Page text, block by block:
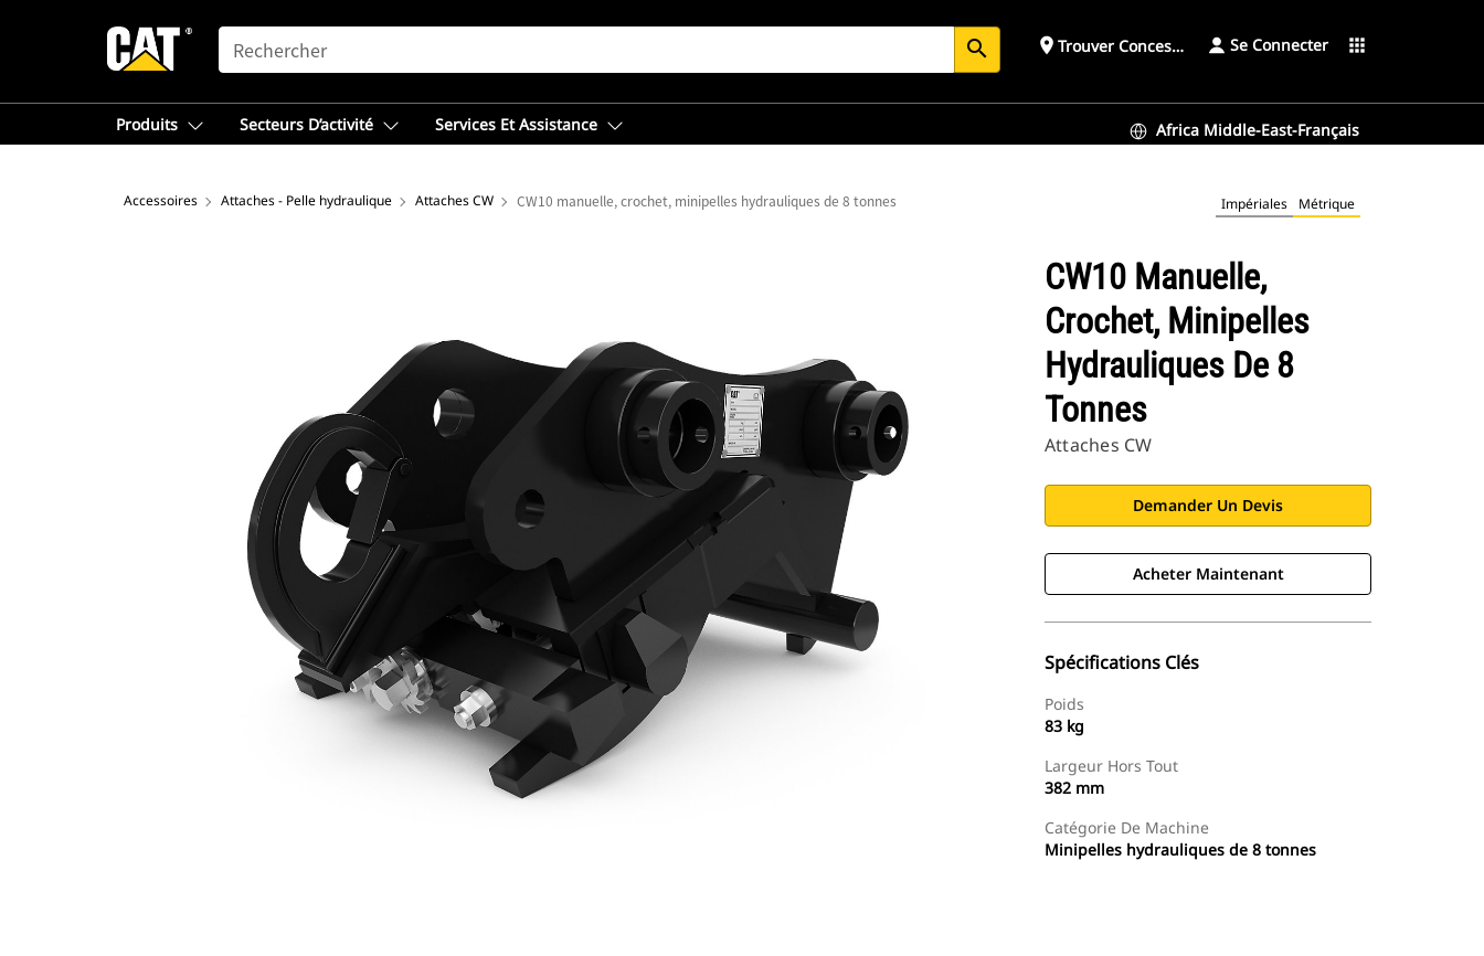
SEARCH search place Trouver ConcessionnaireSe Connecter apps
Produits Secteurs D’activité Services Et Assistance Africa Middle-East-Français
Accessoires Attaches - Pelle hydraulique Attaches CW CW10 manuelle, crochet, minipelles hydrauliques de 8 tonnes Impériales Métrique
CW10 Manuelle,
Crochet, Minipelles
Hydrauliques De 8
Tonnes
Attaches CW
Demander Un Devis
Acheter Maintenant
Spécifications Clés
Poids
83 kg
Largeur Hors Tout
382 mm
Catégorie De Machine
Minipelles hydrauliques de 8 tonnes